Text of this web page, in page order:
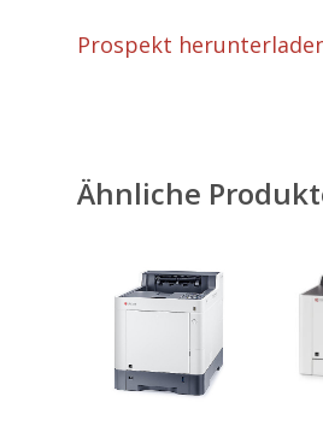
Prospekt
Ähnliche